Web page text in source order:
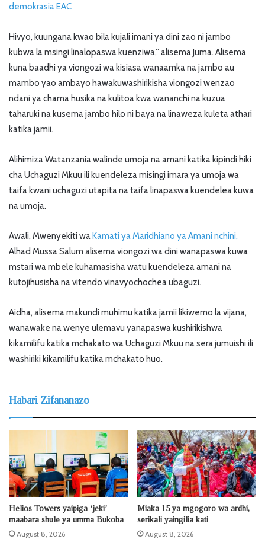
demokrasia EAC
Hivyo, kuungana kwao bila kujali imani ya dini zao ni jambo
kubwa la msingi linalopaswa kuenziwa,” alisema Juma. Alisema
kuna baadhi ya viongozi wa kisiasa wanaamka na jambo au
mambo yao ambayo hawakuwashirikisha viongozi wenzao
ndani ya chama husika na kulitoa kwa wananchi na kuzua
taharuki na kusema jambo hilo ni baya na linaweza kuleta athari
katika jamii.
Alihimiza Watanzania walinde umoja na amani katika kipindi hiki
cha Uchaguzi Mkuu ili kuendeleza misingi imara ya umoja wa
taifa kwani uchaguzi utapita na taifa linapaswa kuendelea kuwa
na umoja.
Awali, Mwenyekiti wa Kamati ya Maridhiano ya Amani nchini,
Alhad Mussa Salum alisema viongozi wa dini wanapaswa kuwa
mstari wa mbele kuhamasisha watu kuendeleza amani na
kutojihusisha na vitendo vinavyochochea ubaguzi.
Aidha, alisema makundi muhimu katika jamii likiwemo la vijana,
wanawake na wenye ulemavu yanapaswa kushirikishwa
kikamilifu katika mchakato wa Uchaguzi Mkuu na sera jumuishi ili
washiriki kikamilifu katika mchakato huo.
Habari Zifananazo
Helios Towers yaipiga ‘jeki’
maabara shule ya umma Bukoba
August 8, 2026
Miaka 15 ya mgogoro wa ardhi,
serikali yaingilia kati
August 8, 2026